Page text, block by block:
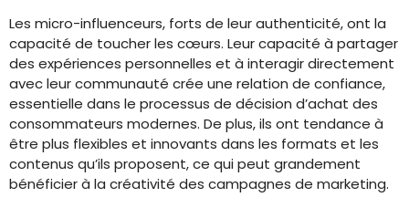
Les micro-influenceurs, forts de leur authenticité, ont la
capacité de toucher les cœurs. Leur capacité à partager
des expériences personnelles et à interagir directement
avec leur communauté crée une relation de confiance,
essentielle dans le processus de décision d’achat des
consommateurs modernes. De plus, ils ont tendance à
être plus flexibles et innovants dans les formats et les
contenus qu’ils proposent, ce qui peut grandement
bénéficier à la créativité des campagnes de marketing.